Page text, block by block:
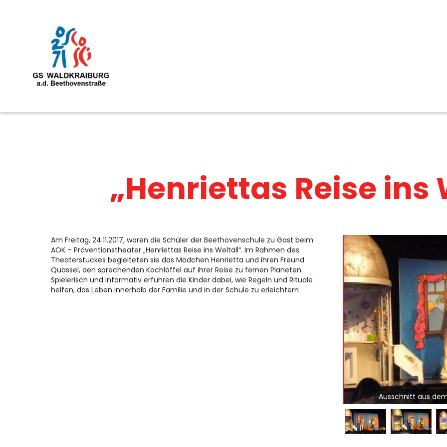
„Henriettas Reise ins
Am Freitag, 24.11.2017, waren die Schüler der Beethovenschule zu Gast beim
AOK – Präventionstheater „Henriettas Reise ins Weltall“. Im Rahmen des
Theaterstückes begleiteten sie das Mädchen Henrietta und ihren Freund
Quassel, den sprechenden Kochlöffel auf ihrer Reise zu fernen Planeten.
Spielerisch und informativ erfuhren die Kinder dabei, wie Regeln und Rituale
helfen, das Leben innerhalb der Familie und in der Schule zu erleichtern
Ausschnitt aus